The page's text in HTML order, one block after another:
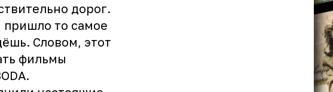
дорог.
пришло то самое
Словом, этот
фильмы
.